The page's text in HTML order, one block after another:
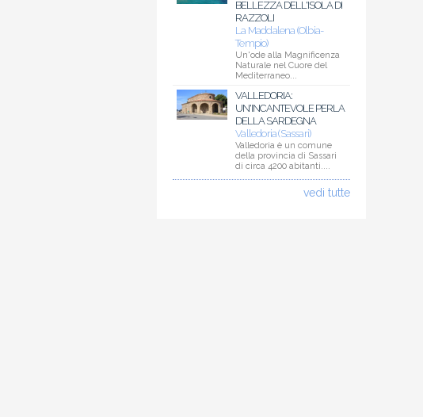
BELLEZZA DELL'ISOLA DI
RAZZOLI
La Maddalena (Olbia-
Tempio)
Un'ode alla Magnificenza
Naturale nel Cuore del
Mediterraneo...
VALLEDORIA:
UN'INCANTEVOLE PERLA
DELLA SARDEGNA
Valledoria (Sassari)
Valledoria è un comune
della provincia di Sassari
di circa 4200 abitanti....
vedi tutte